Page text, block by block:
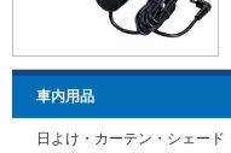
車内用品
日よけ・カーテン・シェード